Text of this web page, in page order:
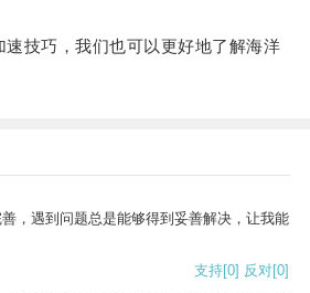
技巧，我们也可以更好地了解海洋
，遇到问题总是能够得到妥善解决，让我能
支持[0] 反对[0]